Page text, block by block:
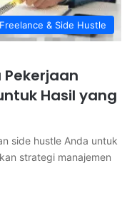
Freelance & Side Hustle
Hasil yang
side hustle Anda untuk
strategi manajemen